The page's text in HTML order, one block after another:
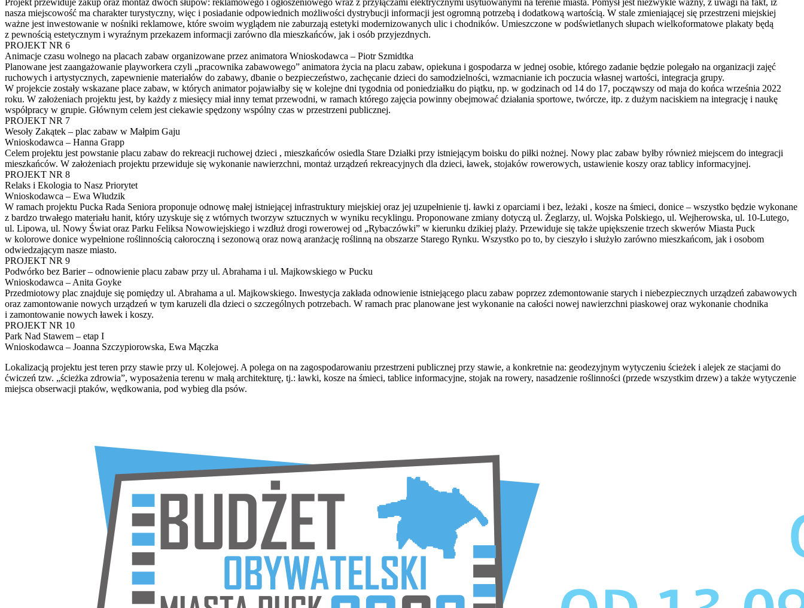
nasza miejscowość ma charakter turystyczny, więc i posiadanie odpowiednich możliwości dystrybucji informacji jest ogromną potrzebą i dodatkową wartością. W stale zmieniającej się przestrzeni miejskiej
ważne jest inwestowanie w nośniki reklamowe, które swoim wyglądem nie zaburzają estetyki modernizowanych ulic i chodników. Umieszczone w podświetlanych słupach wielkoformatowe plakaty będą
z pewnością estetycznym i wyraźnym przekazem informacji zarówno dla mieszkańców, jak i osób przyjezdnych.
PROJEKT NR 6
Animacje czasu wolnego na placach zabaw organizowane przez animatora Wnioskodawca – Piotr Szmidtka
Planowane jest zaangażowanie playworkera czyli „pracownika zabawowego” animatora życia na placu zabaw, opiekuna i gospodarza w jednej osobie, którego zadanie będzie polegało na organizacji zajęć
ruchowych i artystycznych, zapewnienie materiałów do zabawy, dbanie o bezpieczeństwo, zachęcanie dzieci do samodzielności, wzmacnianie ich poczucia własnej wartości, integracja grupy.
W projekcie zostały wskazane place zabaw, w których animator pojawiałby się w kolejne dni tygodnia od poniedziałku do piątku, np. w godzinach od 14 do 17, począwszy od maja do końca września 2022
roku. W założeniach projektu jest, by każdy z miesięcy miał inny temat przewodni, w ramach którego zajęcia powinny obejmować działania sportowe, twórcze, itp. z dużym naciskiem na integrację i naukę
współpracy w grupie. Głównym celem jest ciekawie spędzony wspólny czas w przestrzeni publicznej.
PROJEKT NR 7
Wesoły Zakątek – plac zabaw w Małpim Gaju
Wnioskodawca – Hanna Grapp
Celem projektu jest powstanie placu zabaw do rekreacji ruchowej dzieci , mieszkańców osiedla Stare Działki przy istniejącym boisku do piłki nożnej. Nowy plac zabaw byłby również miejscem do integracji
mieszkańców. W założeniach projektu przewiduje się wykonanie nawierzchni, montaż urządzeń rekreacyjnych dla dzieci, ławek, stojaków rowerowych, ustawienie koszy oraz tablicy informacyjnej.
PROJEKT NR 8
Relaks i Ekologia to Nasz Priorytet
Wnioskodawca – Ewa Włudzik
W ramach projektu Pucka Rada Seniora proponuje odnowę małej istniejącej infrastruktury miejskiej oraz jej uzupełnienie tj. ławki z oparciami i bez, leżaki , kosze na śmieci, donice – wszystko będzie wykonane
z bardzo trwałego materiału hanit, który uzyskuje się z wtórnych tworzyw sztucznych w wyniku recyklingu. Proponowane zmiany dotyczą ul. Żeglarzy, ul. Wojska Polskiego, ul. Wejherowska, ul. 10-Lutego,
ul. Lipowa, ul. Nowy Świat oraz Parku Feliksa Nowowiejskiego i wzdłuż drogi rowerowej od „Rybaczówki” w kierunku dzikiej plaży. Przewiduje się także upiększenie trzech skwerów Miasta Puck
w kolorowe donice wypełnione roślinnością całoroczną i sezonową oraz nową aranżację roślinną na obszarze Starego Rynku. Wszystko po to, by cieszyło i służyło zarówno mieszkańcom, jak i osobom
odwiedzającym nasze miasto.
PROJEKT NR 9
Podwórko bez Barier – odnowienie placu zabaw przy ul. Abrahama i ul. Majkowskiego w Pucku
Wnioskodawca – Anita Goyke
Przedmiotowy plac znajduje się pomiędzy ul. Abrahama a ul. Majkowskiego. Inwestycja zakłada odnowienie istniejącego placu zabaw poprzez zdemontowanie starych i niebezpiecznych urządzeń zabawowych
oraz zamontowanie nowych urządzeń w tym karuzeli dla dzieci o szczególnych potrzebach. W ramach prac planowane jest wykonanie na całości nowej nawierzchni piaskowej oraz wykonanie chodnika
i zamontowanie nowych ławek i koszy.
PROJEKT NR 10
Park Nad Stawem – etap I
Wnioskodawca – Joanna Szczypiorowska, Ewa Mączka
Lokalizacją projektu jest teren przy stawie przy ul. Kolejowej. A polega on na zagospodarowaniu przestrzeni publicznej przy stawie, a konkretnie na: geodezyjnym wytyczeniu ścieżek i alejek ze stacjami do
ćwiczeń tzw. „ścieżka zdrowia”, wyposażenia terenu w małą architekturę, tj.: ławki, kosze na śmieci, tablice informacyjne, stojak na rowery, nasadzenie roślinności (przede wszystkim drzew) a także wytyczenie
miejsca obserwacji ptaków, wędkowania, pod wybieg dla psów.